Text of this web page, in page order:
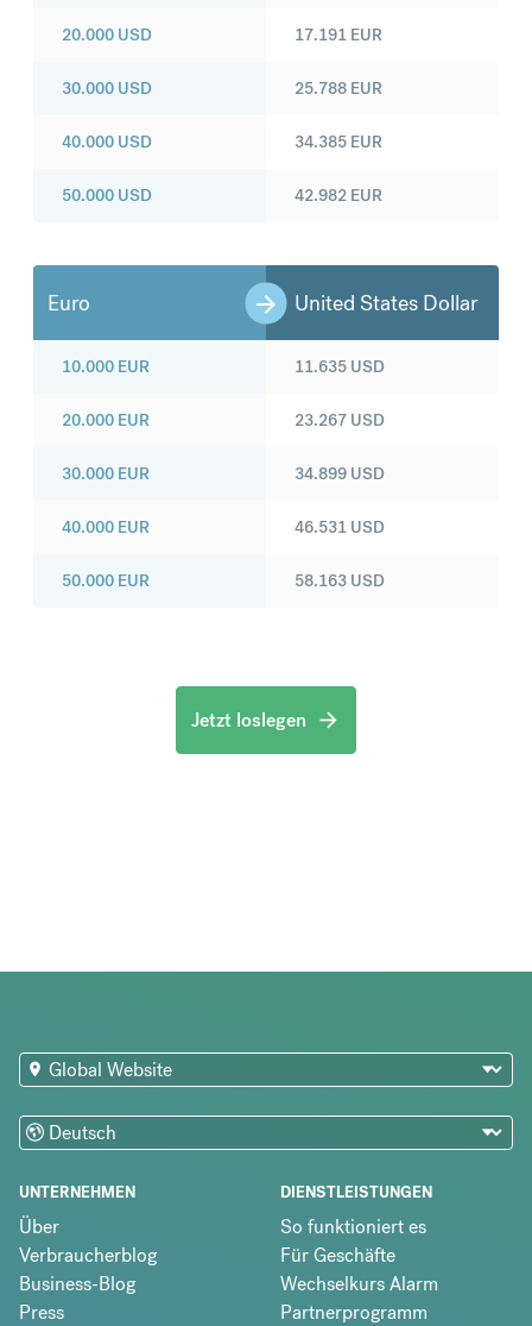
20.000 USD
30.000 USD
40.000 USD
50.000 USD
17.191 EUR
25.788 EUR
34.385 EUR
42.982 EUR
Euro United States Dollar
10.000 EUR
20.000 EUR
30.000 EUR
40.000 EUR
50.000 EUR
11.635 USD
23.267 USD
34.899 USD
46.531 USD
58.163 USD
Jetzt loslegen
UNTERNEHMEN
Über
Verbraucherblog
Business-Blog
Press
DIENSTLEISTUNGEN
So funktioniert es
Für Geschäfte
Wechselkurs Alarm
Partnerprogramm